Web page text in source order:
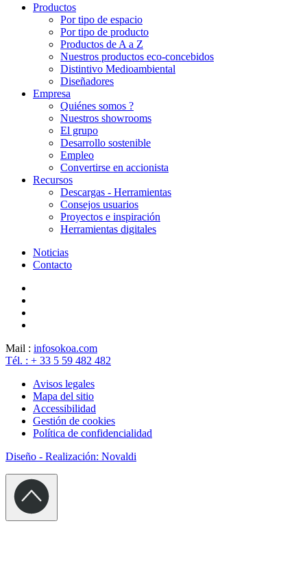
Productos
Por tipo de espacio
Por tipo de producto
Productos de A a Z
Nuestros productos eco-concebidos
Distintivo Medioambiental
Diseñadores
Empresa
Quiénes somos ?
Nuestros showrooms
El grupo
Desarrollo sostenible
Empleo
Convertirse en accionista
Recursos
Descargas - Herramientas
Consejos usuarios
Proyectos e inspiración
Herramientas digitales
Noticias
Contacto
Mail : infosokoa.com
Tél. : + 33 5 59 482 482
Avisos legales
Mapa del sitio
Accessibilidad
Gestión de cookies
Política de confidencialidad
Diseño - Realización: Novaldi